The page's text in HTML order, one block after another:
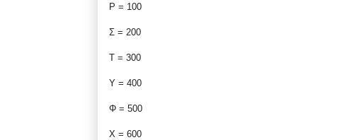
Ρ = 100
Σ = 200
Τ = 300
Υ = 400
Φ = 500
Χ = 600